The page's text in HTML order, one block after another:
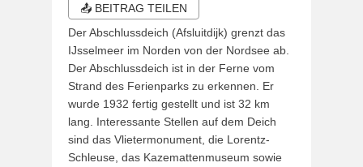
📤 BEITRAG TEILEN
Der Abschlussdeich (Afsluitdijk) grenzt das
IJsselmeer im Norden von der Nordsee ab.
Der Abschlussdeich ist in der Ferne vom
Strand des Ferienparks zu erkennen. Er
wurde 1932 fertig gestellt und ist 32 km
lang. Interessante Stellen auf dem Deich
sind das Vlietermonument, die Lorentz-
Schleuse, das Kazemattenmuseum sowie